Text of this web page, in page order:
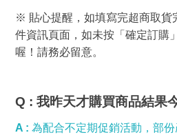
※ 貼心提醒，如填寫完超商取貨
件資訊頁面，如未按「確定訂購
喔！請務必留意。
Q : 我昨天才購買商品結果
A : 為配合不定期促銷活動，部